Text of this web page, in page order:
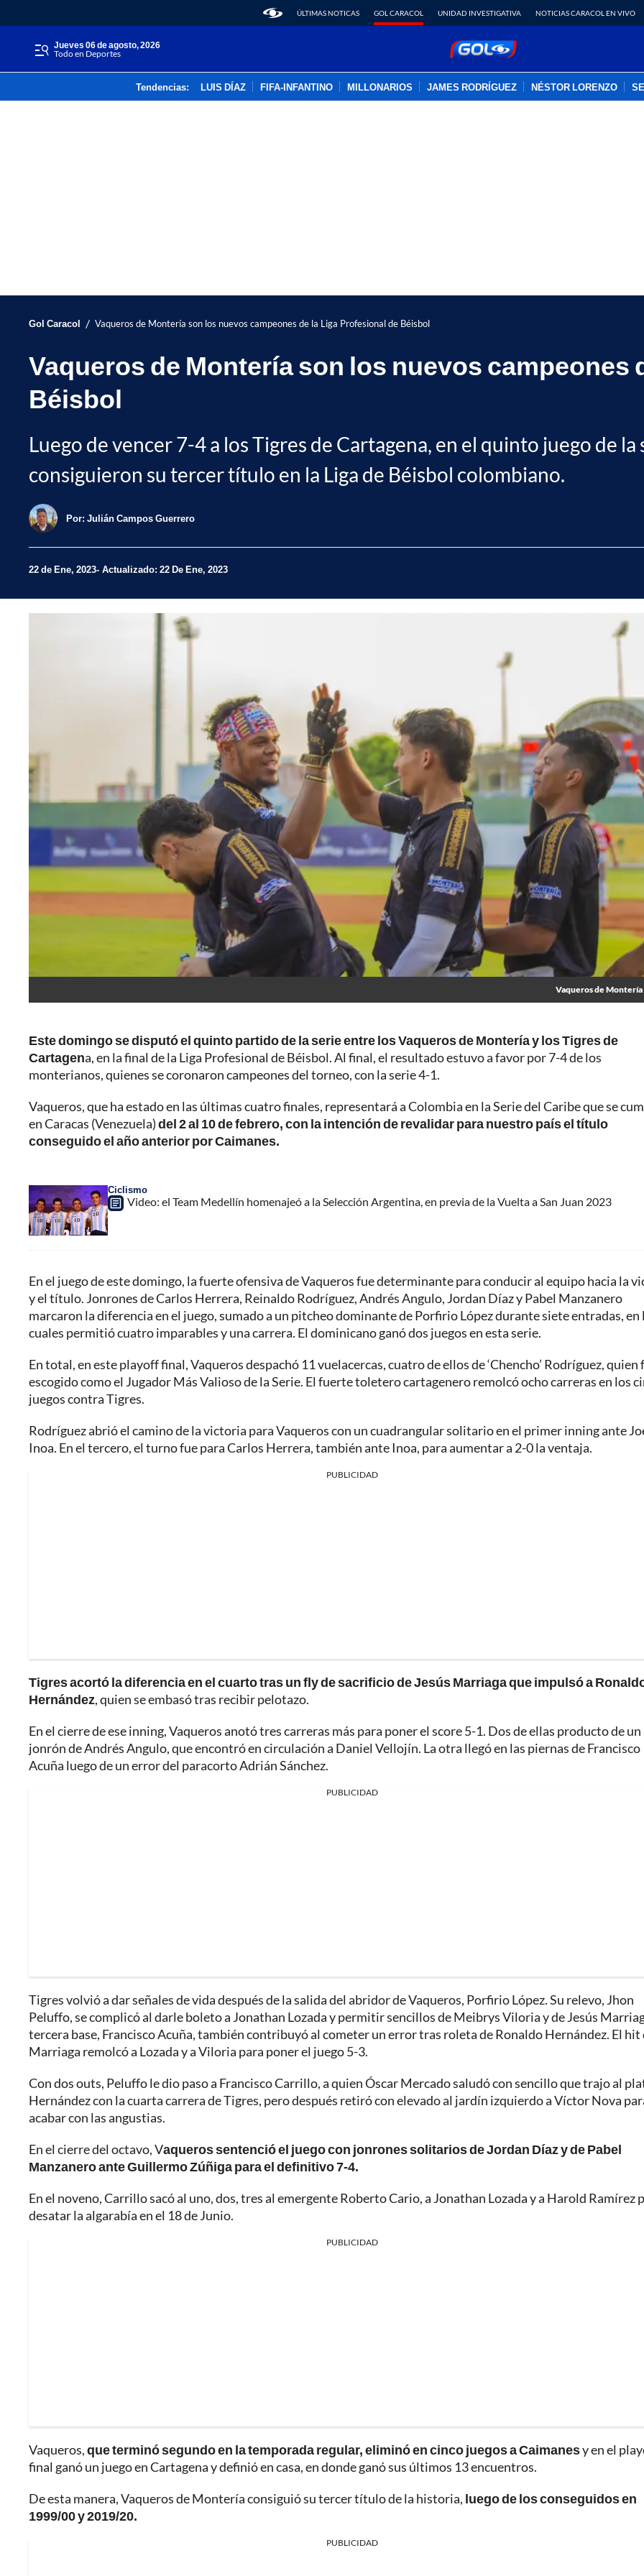
ÚLTIMAS NOTICAS GOL CARACOL UNIDAD INVESTIGATIVA NOTICIAS CARACOL EN VIVO
jueves 06 de agosto, 2026
Todo en Deportes
Tendencias: LUIS DÍAZ FIFA-INFANTINO MILLONARIOS JAMES RODRÍGUEZ NÉSTOR LORENZO
Gol Caracol / Vaqueros de Montería son los nuevos campeones de la Liga Profesional de Béisbol
Vaqueros de Montería son los nuevos campeones
Béisbol
Luego de vencer 7-4 a los Tigres de Cartagena, en el quinto juego de
consiguieron su tercer título en la Liga de Béisbol colombiano.
Por: Julián Campos Guerrero
22 de Ene, 2023 Actualizado: 22 De Ene, 2023
Vaqueros de Montería
Este domingo se disputó el quinto partido de la serie entre los Vaqueros de Montería y los Tigres de
Cartagena, en la final de la Liga Profesional de Béisbol. Al final, el resultado estuvo a favor por 7-4 de los
monterianos, quienes se coronaron campeones del torneo, con la serie 4-1.
Vaqueros, que ha estado en las últimas cuatro finales, representará a Colombia en la Serie del Caribe que se
en Caracas (Venezuela)del 2 al 10 de febrero, con la intención de revalidar para nuestro país el título
conseguido el año anterior por Caimanes.
Ciclismo
Video: el Team Medellín homenajeó a la Selección Argentina, en previa de la Vuelta a San Juan 2023
En el juego de este domingo, la fuerte ofensiva de Vaqueros fue determinante para conducir al equipo hacia la
y el título. Jonrones de Carlos Herrera, Reinaldo Rodríguez, Andrés Angulo, Jordan Díaz y Pabel Manzanero
marcaron la diferencia en el juego, sumado a un pitcheo dominante de Porfirio López durante siete entradas, en
cuales permitió cuatro imparables y una carrera. El dominicano ganó dos juegos en esta serie.
En total, en este playoff final, Vaqueros despachó 11 vuelacercas, cuatro de ellos de ‘Chencho’ Rodríguez, quien
escogido como el Jugador Más Valioso de la Serie. El fuerte toletero cartagenero remolcó ocho carreras en los
juegos contra Tigres.
Rodríguez abrió el camino de la victoria para Vaqueros con un cuadrangular solitario en el primer inning ante
Inoa. En el tercero, el turno fue para Carlos Herrera, también ante Inoa, para aumentar a 2-0 la ventaja.
PUBLICIDAD
Tigres acortó la diferencia en el cuarto tras un fly de sacrificio de Jesús Marriaga que impulsó a
Hernández, quien se embasó tras recibir pelotazo.
En el cierre de ese inning, Vaqueros anotó tres carreras más para poner el score 5-1. Dos de ellas producto de un
jonrón de Andrés Angulo, que encontró en circulación a Daniel Vellojín. La otra llegó en las piernas de Francisco
Acuña luego de un error del paracorto Adrián Sánchez.
PUBLICIDAD
Tigres volvió a dar señales de vida después de la salida del abridor de Vaqueros, Porfirio López. Su relevo, Jhon
Peluffo, se complicó al darle boleto a Jonathan Lozada y permitir sencillos de Meibrys Viloria y de Jesús
tercera base, Francisco Acuña, también contribuyó al cometer un error tras roleta de Ronaldo Hernández. El hit
Marriaga remolcó a Lozada y a Viloria para poner el juego 5-3.
Con dos outs, Peluffo le dio paso a Francisco Carrillo, a quien Óscar Mercado saludó con sencillo que trajo al
Hernández con la cuarta carrera de Tigres, pero después retiró con elevado al jardín izquierdo a Víctor Nova
acabar con las angustias.
En el cierre del octavo, Vaqueros sentenció el juego con jonrones solitarios de Jordan Díaz y de Pabel
Manzanero ante Guillermo Zúñiga para el definitivo 7-4.
En el noveno, Carrillo sacó al uno, dos, tres al emergente Roberto Cario, a Jonathan Lozada y a Harold Ramírez
desatar la algarabía en el 18 de Junio.
PUBLICIDAD
Vaqueros,que terminó segundo en la temporada regular, eliminó en cinco juegos a Caimanesy en el
final ganó un juego en Cartagena y definió en casa, en donde ganó sus últimos 13 encuentros.
De esta manera, Vaqueros de Montería consiguió su tercer título de la historia, luego de los conseguidos en
1999/00 y 2019/20.
PUBLICIDAD